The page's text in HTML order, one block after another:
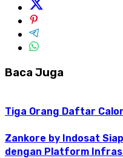
Baca Juga
Tiga Orang Daftar
Zankore by Indosat
dengan Platform